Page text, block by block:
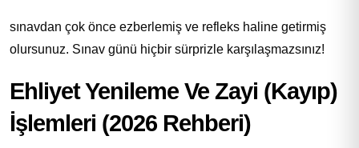
sınavdan çok önce ezberlemiş ve refleks haline getirmiş
olursunuz. Sınav günü hiçbir sürprizle karşılaşmazsınız!
Ehliyet Yenileme Ve Zayi (Kayıp)
İşlemleri (2026 Rehberi)